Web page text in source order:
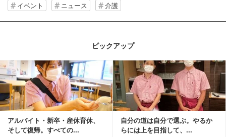
イベント ニュース 介護
ピックアップ
アルバイト・新卒・産休育休、
そして復帰。すべての...
自分の道は自分で選ぶ。やるか
らには上を目指して、...
記事を読む